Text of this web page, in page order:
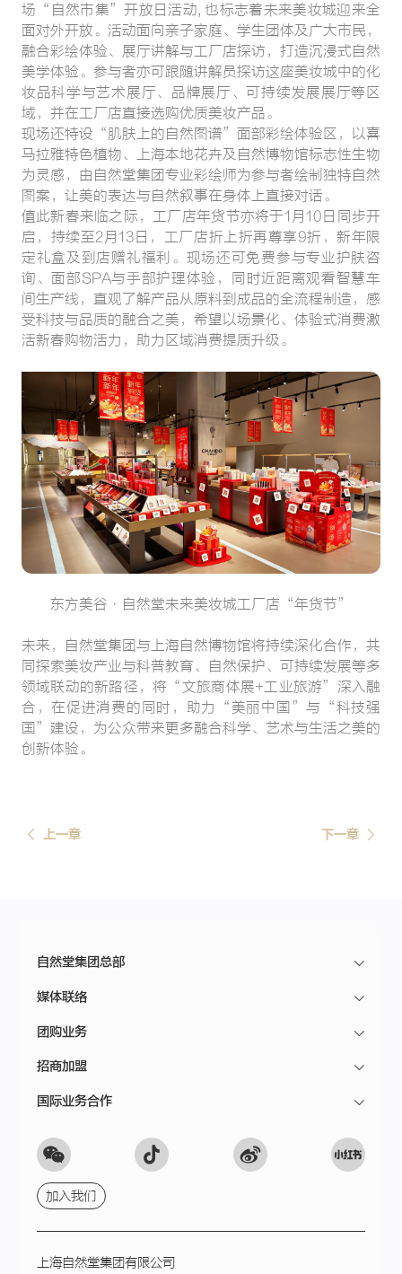
场“自然市集”开放日活动, 也标志着未来美妆城迎来全
面对外开放。活动面向亲子家庭、学生团体及广大市民，
融合彩绘体验、展厅讲解与工厂店探访，打造沉浸式自然
美学体验。参与者亦可跟随讲解员探访这座美妆城中的化
妆品科学与艺术展厅、品牌展厅、可持续发展展厅等区
域，并在工厂店直接选购优质美妆产品。
现场还特设“肌肤上的自然图谱”面部彩绘体验区，以喜
马拉雅特色植物、上海本地花卉及自然博物馆标志性生物
为灵感，由自然堂集团专业彩绘师为参与者绘制独特自然
图案，让美的表达与自然叙事在身体上直接对话。
值此新春来临之际，工厂店年货节亦将于1月10日同步开
启，持续至2月13日，工厂店折上折再尊享9折，新年限
定礼盒及到店赠礼福利。现场还可免费参与专业护肤咨
询、面部SPA与手部护理体验，同时近距离观看智慧车
间生产线，直观了解产品从原料到成品的全流程制造，感
受科技与品质的融合之美，希望以场景化、体验式消费激
活新春购物活力，助力区域消费提质升级。
东方美谷·自然堂未来美妆城工厂店“年货节”
未来，自然堂集团与上海自然博物馆将持续深化合作，共
同探索美妆产业与科普教育、自然保护、可持续发展等多
领域联动的新路径，将“文旅商体展+工业旅游”深入融
合，在促进消费的同时，助力“美丽中国”与“科技强
国”建设，为公众带来更多融合科学、艺术与生活之美的
创新体验。
上一章 下一章
自然堂集团总部
媒体联络
团购业务
招商加盟
国际业务合作
加入我们
上海自然堂集团有限公司